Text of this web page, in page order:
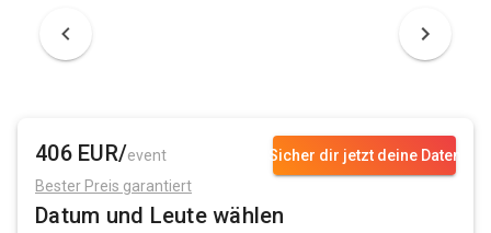
Sicher dir jetzt deine Daten
406 EUR/event
Bester Preis garantiert
Datum und Leute wählen